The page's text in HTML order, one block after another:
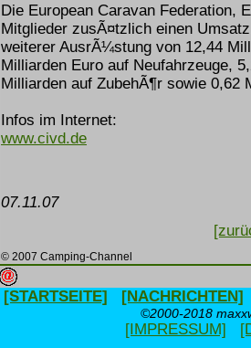
Die European Caravan Federation,
Mitglieder zusÃ¤tzlich einen
weiterer AusrÃ¼stung von 12,44
Milliarden Euro auf Neufahrzeuge,
Milliarden auf ZubehÃ¶r sowie 0,62
Infos im Internet:
www.civd.de
07.11.07
© 2007 Camping-Channel
[STARTSEITE] [NACHRICHTEN]
©2000-2018
[IMPRESSUM]